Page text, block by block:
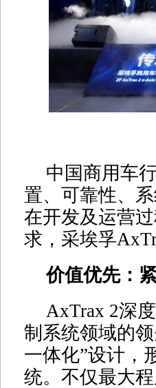
中国商用车
置、可靠性、
在开发及运营
求，采埃孚
价值优先：
AxTrax 2深
制系统领域的
一体化”设计，
统。不仅最大